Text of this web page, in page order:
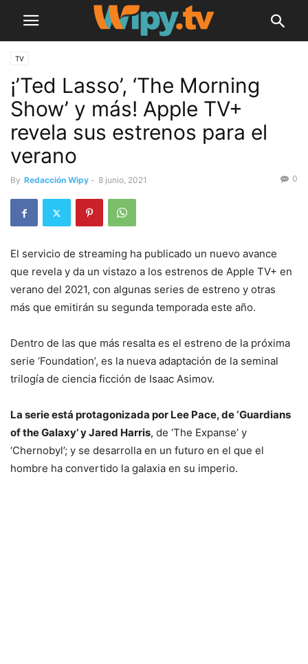
TV
¡’Ted Lasso’, ‘The Morning
Show’ y más! Apple TV+
revela sus estrenos para el
verano
By Redacción Wipy - 8 junio, 2021 0
El servicio de streaming ha publicado un nuevo avance
que revela y da un vistazo a los estrenos de Apple TV+ en
verano del 2021, con algunas series de estreno y otras
más que emitirán su segunda temporada este año.
Dentro de las que más resalta es el estreno de la próxima
serie ‘Foundation’, es la nueva adaptación de la seminal
trilogía de ciencia ficción de Isaac Asimov.
La serie está protagonizada por Lee Pace, de ‘Guardians
of the Galaxy’ y Jared Harris, de ‘The Expanse’ y
‘Chernobyl’; y se desarrolla en un futuro en el que el
hombre ha convertido la galaxia en su imperio.